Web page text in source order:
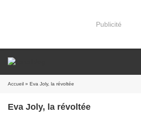
Publicité
Accueil » Eva Joly, la révoltée
Eva Joly, la révoltée